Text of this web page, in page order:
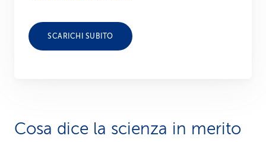
SCARICHI SUBITO
Cosa dice la scienza in merito